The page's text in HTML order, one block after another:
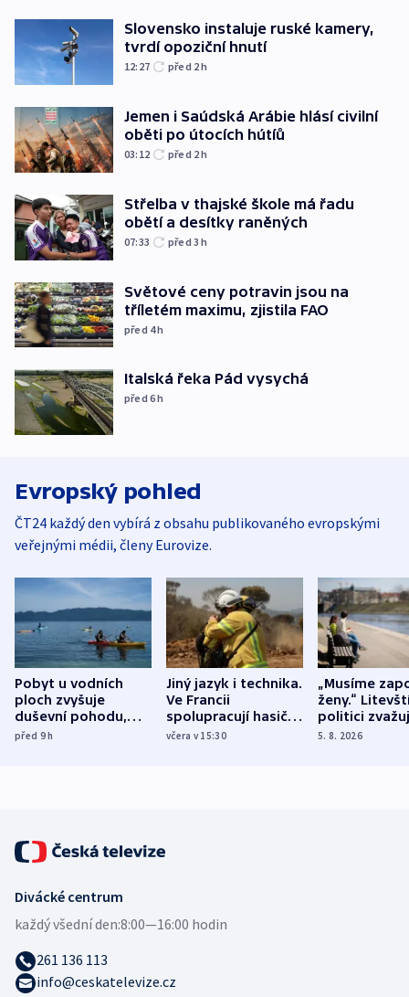
Slovensko instaluje ruské kamery,
tvrdí opoziční hnutí
12:27 před 2h
Jemen i Saúdská Arábie hlásí civilní
oběti po útocích hútíů
03:12 před 2h
Střelba v thajské škole má řadu
obětí a desítky raněných
07:33 před 3h
Světové ceny potravin jsou na
tříletém maximu, zjistila FAO
před 4h
Italská řeka Pád vysychá
před 6h
Evropský pohled
ČT24 každý den vybírá z obsahu publikovaného evropskými
veřejnými médii, členy Eurovize.
Pobyt u vodních
ploch zvyšuje
duševní pohodu,
ukázala
před 9h
Jiný jazyk i technika.
Ve Francii
spolupracují hasiči z
různých zemí
včera v 15:30
„Musíme
ženy.“
politici
dohodu o
5. 8. 2026
Divácké centrum
každý všední den:8:00—16:00 hodin
261 136 113
info@ceskatelevize.cz